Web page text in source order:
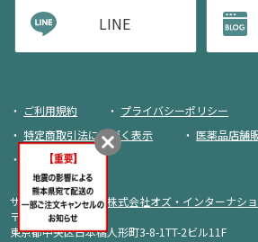
LINE
ご利用規約
プライバシーポリシー
特定商取引法に基づく表示
医薬品店舗
荷物追跡
サイト運営・企画： 株式会社オズ・インターナシ
〒103-0013
東京都中央区日本橋人形町3-8-1TT-2ビル11F